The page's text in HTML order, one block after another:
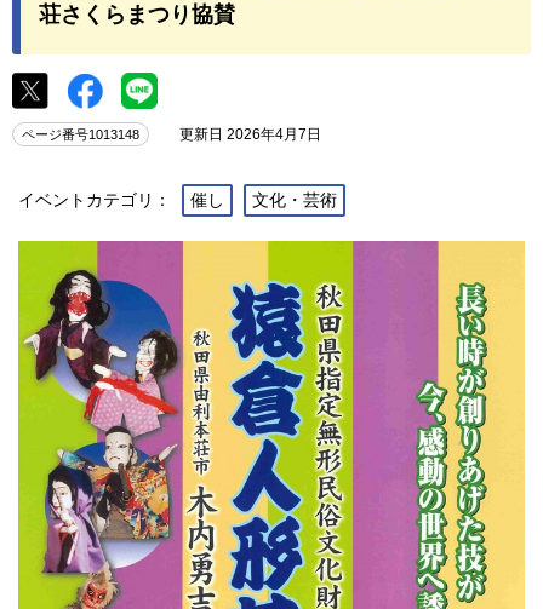
荘さくらまつり協賛
ページ番号1013148 更新日 2026年4月7日
イベントカテゴリ： 催し 文化・芸術